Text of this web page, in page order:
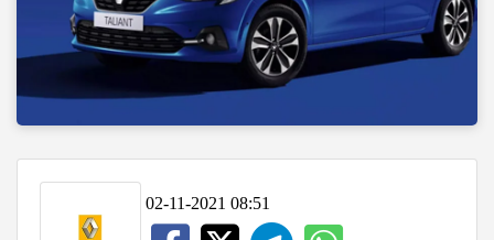
02-11-2021 08:51